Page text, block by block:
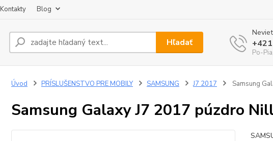
Kontakty Blog
Hľadať
Po-
Úvod PRÍSLUŠENSTVO PRE MOBILY SAMSUNG J7 2017 Samsung
Samsung Galaxy J7 2017 púzdro